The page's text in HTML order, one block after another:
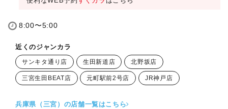
8:00〜5:00
近くのジャンカラ
サンキタ通り店 生田新道店 北野坂店
三宮生田BEAT店 元町駅前2号店 JR神戸店
兵庫県（三宮）の店舗一覧はこちら